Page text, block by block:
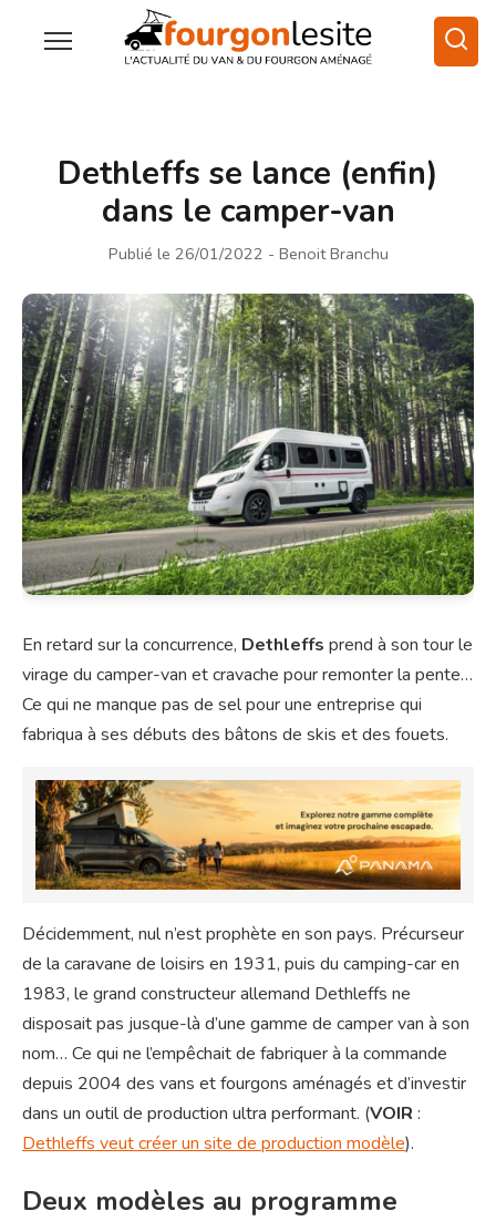
Dethleffs se lance (enfin)
dans le camper-van
Publié le 26/01/2022 - Benoit Branchu
En retard sur la concurrence, Dethleffs prend à son tour le
virage du camper-van et cravache pour remonter la pente…
Ce qui ne manque pas de sel pour une entreprise qui
fabriqua à ses débuts des bâtons de skis et des fouets.
Décidemment, nul n’est prophète en son pays. Précurseur
de la caravane de loisirs en 1931, puis du camping-car en
1983, le grand constructeur allemand Dethleffs ne
disposait pas jusque-là d’une gamme de camper van à son
nom… Ce qui ne l’empêchait de fabriquer à la commande
depuis 2004 des vans et fourgons aménagés et d’investir
dans un outil de production ultra performant. (VOIR :
Dethleffs veut créer un site de production modèle).
Deux modèles au programme